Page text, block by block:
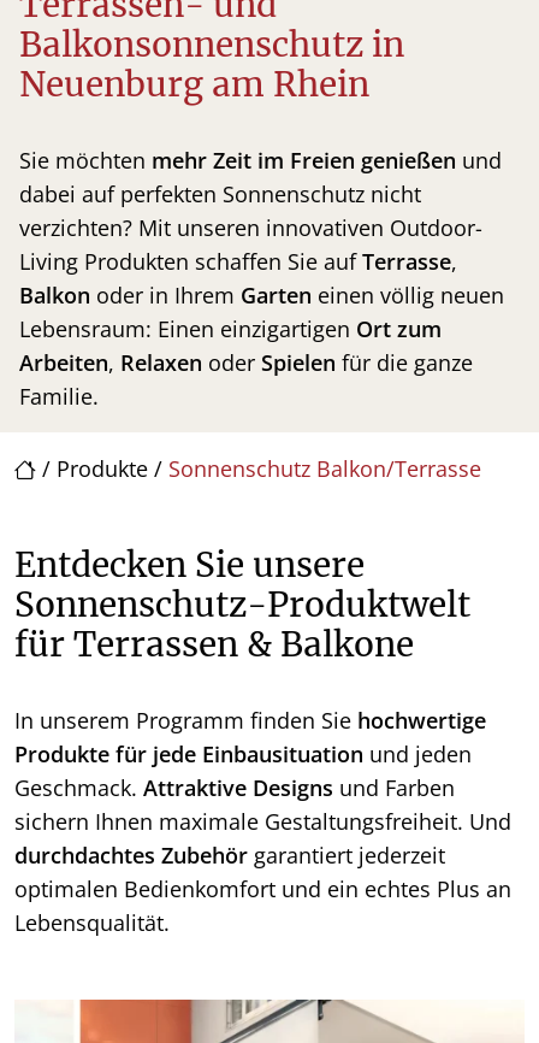
/ Produkte / Sonnenschutz Balkon/Terrasse
Balkonsonnenschutz in
Neuenburg am Rhein
Sie möchten mehr Zeit im Freien genießen und
dabei auf perfekten Sonnenschutz nicht
verzichten? Mit unseren innovativen Outdoor-
Living Produkten schaffen Sie aufTerrasse,
Balkon oder in Ihrem Garten einen völlig neuen
Lebensraum: Einen einzigartigen Ort zum
Arbeiten, Relaxen oder Spielen für die ganze
Familie.
Entdecken Sie unsere
Sonnenschutz-Produktwelt
für Terrassen & Balkone
In unserem Programm finden Sie hochwertige
Produkte für jede Einbausituation und jeden
Geschmack. Attraktive Designs und Farben
sichern Ihnen maximale Gestaltungsfreiheit. Und
durchdachtes Zubehör garantiert jederzeit
optimalen Bedienkomfort und ein echtes Plus an
Lebensqualität.